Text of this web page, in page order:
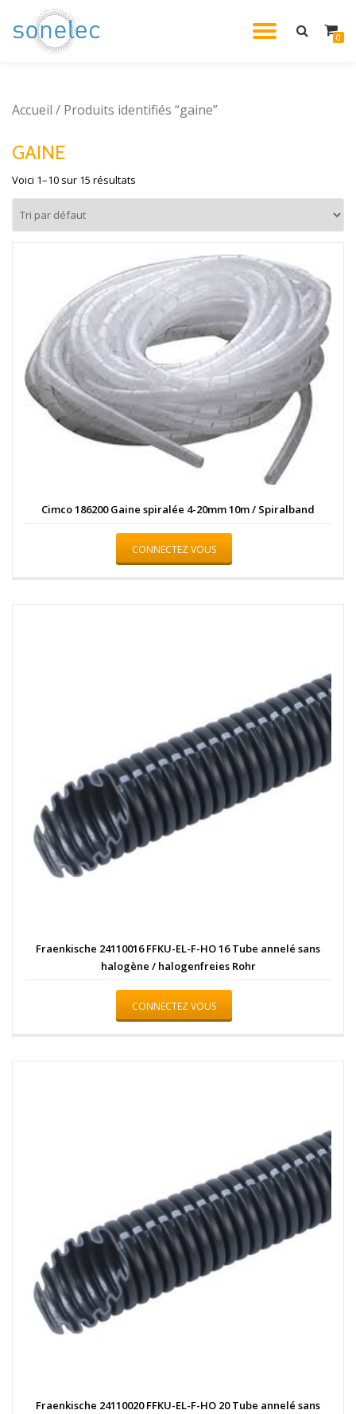
Aller
0
Accueil / Produits identifiés “gaine”
GAINE
Voici 1–10 sur 15 résultats
Cimco 186200 Gaine spiralée 4-20mm 10m / Spiralband
CONNECTEZ VOUS
Fraenkische 24110016 FFKU-EL-F-HO 16 Tube annelé sans
halogène / halogenfreies Rohr
CONNECTEZ VOUS
Fraenkische 24110020 FFKU-EL-F-HO 20 Tube annelé sans